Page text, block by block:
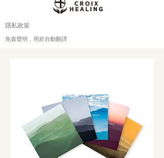
隱私政策
免責聲明，用於自動翻譯